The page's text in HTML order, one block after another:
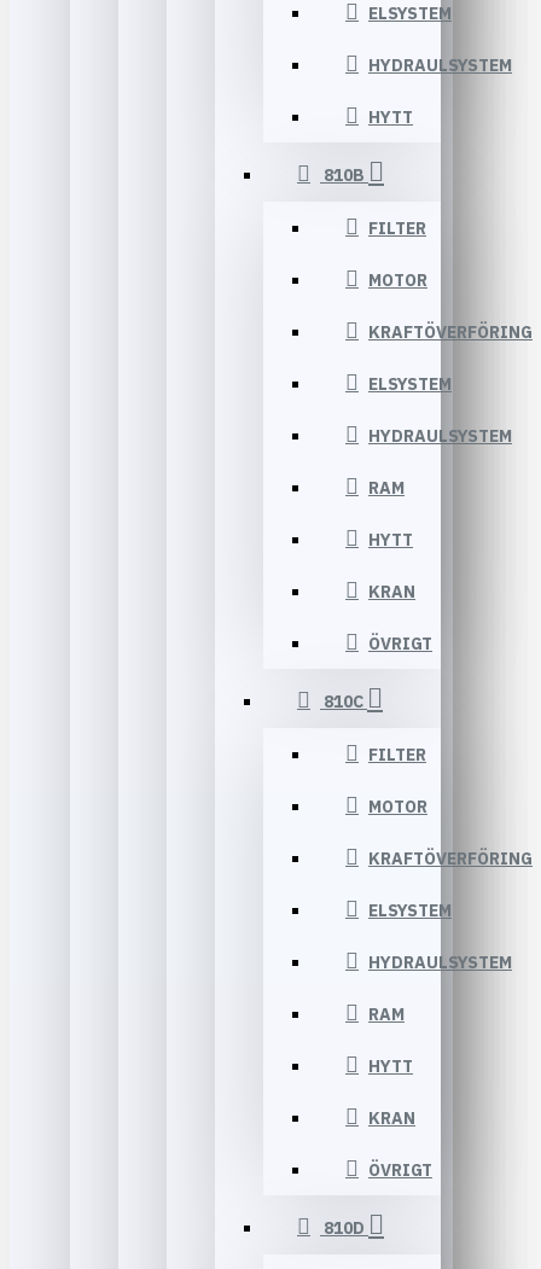
ELSYSTEM
HYDRAULSYSTEM
HYTT
810B
FILTER
MOTOR
KRAFTÖVERFÖRING
ELSYSTEM
HYDRAULSYSTEM
RAM
HYTT
KRAN
ÖVRIGT
810C
FILTER
MOTOR
KRAFTÖVERFÖRING
ELSYSTEM
HYDRAULSYSTEM
RAM
HYTT
KRAN
ÖVRIGT
810D